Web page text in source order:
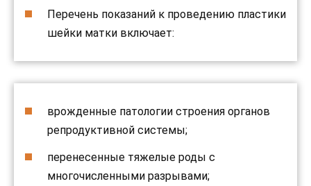
Перечень показаний к проведению пластики
шейки матки включает:
врожденные патологии строения органов
репродуктивной системы;
перенесенные тяжелые роды с
многочисленными разрывами;